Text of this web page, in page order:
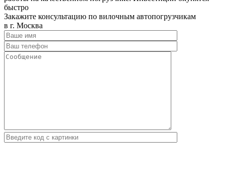
быстро
Закажите консультацию по вилочным автопогрузчикам
в г. Москва